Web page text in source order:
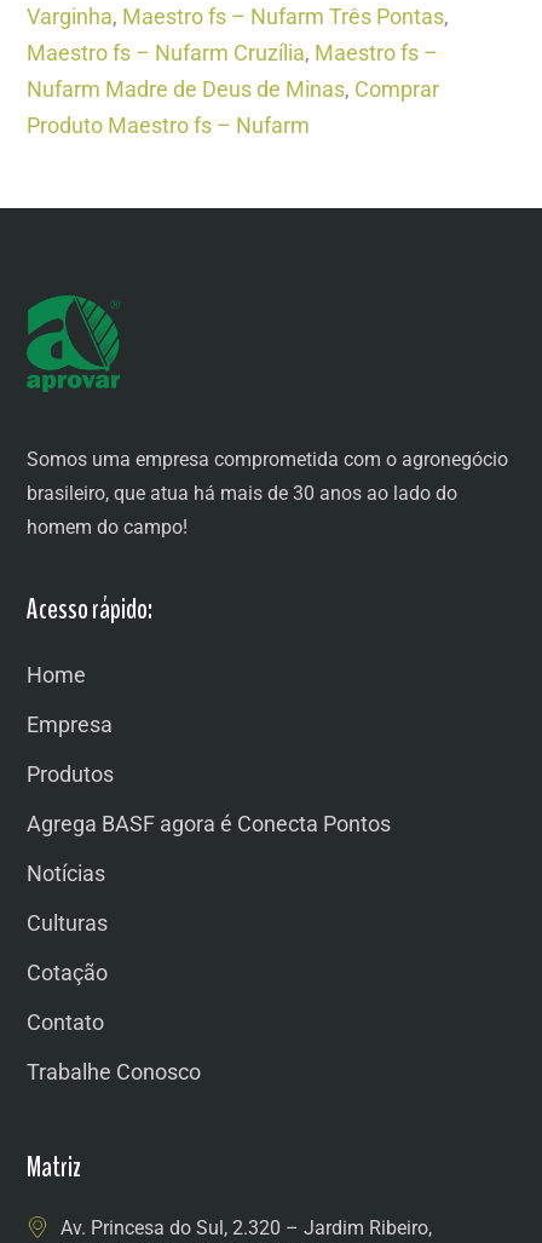
Varginha, Maestro fs – Nufarm Três Pontas,
Maestro fs – Nufarm Cruzília, Maestro fs –
Nufarm Madre de Deus de Minas, Comprar
Produto Maestro fs – Nufarm
Somos uma empresa comprometida com o agronegócio
brasileiro, que atua há mais de 30 anos ao lado do
homem do campo!
Acesso rápido:
Home
Empresa
Produtos
Agrega BASF agora é Conecta Pontos
Notícias
Culturas
Cotação
Contato
Trabalhe Conosco
Matriz
Av. Princesa do Sul, 2.320 – Jardim Ribeiro,